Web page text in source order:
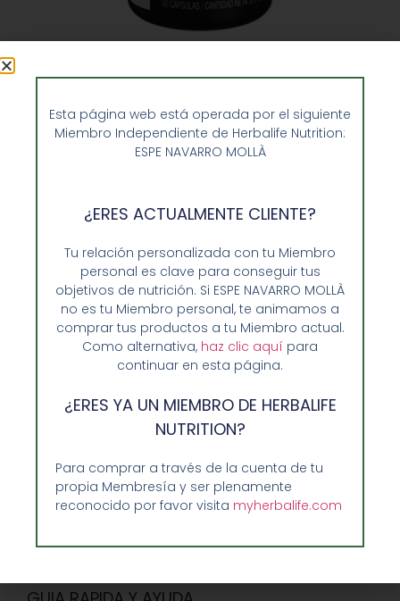
36,95€
Añadir al carrito
Opiniones de Clientes
Sobre Nosotros y Herbalife
Ventajas de Comprar en Enformaherbal.com
Esta página web está operada por el siguiente
Miembro Independiente de Herbalife Nutrition:
ESPE NAVARRO MOLLÀ
¿ERES ACTUALMENTE CLIENTE?
Tu relación personalizada con tu Miembro
personal es clave para conseguir tus
objetivos de nutrición. Si ESPE NAVARRO MOLLÀ
no es tu Miembro personal, te animamos a
comprar tus productos a tu Miembro actual.
Como alternativa, haz clic aquí para
continuar en esta página.
¿ERES YA UN MIEMBRO DE HERBALIFE
NUTRITION?
Para comprar a través de la cuenta de tu
propia Membresía y ser plenamente
reconocido por favor visita myherbalife.com